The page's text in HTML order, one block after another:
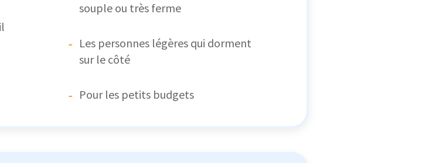
souple ou très ferme
Les personnes légères qui dorment
sur le côté
Pour les petits budgets